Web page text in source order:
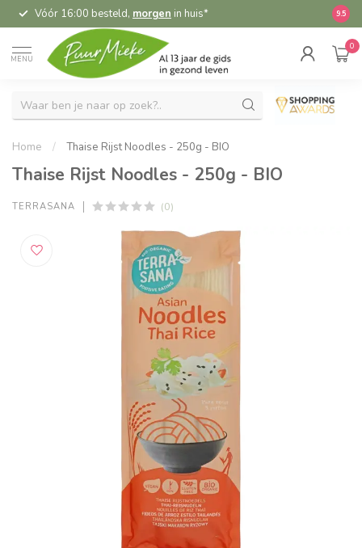
Vóór 16:00 besteld, morgen in huis* 9.5
MENU
0
Home / Thaise Rijst Noodles - 250g - BIO
Thaise Rijst Noodles - 250g - BIO
TERRASANA (0)